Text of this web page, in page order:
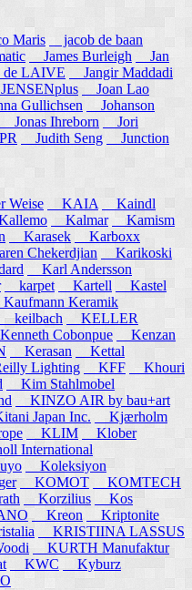
Maris
jacob de baan
James Burleigh
Jan
LAIVE
Jangir Maddadi
Joan Lao
Gullichsen
Johanson
Jonas Ihreborn
Jori
Judith Seng
Junction
Weise KAIA
Kaindl
Kalmar
Kamism
Karasek
Karboxx
Chekerdjian
Karikoski
Karl Andersson
karpet Kartell
Kastel
Keramik
keilbach
KELLER
Cobonpue
Kenzan
Kerasan
Kettal
Lighting KFF
Khouri
Kim Stahlmobel
KINZO AIR by bau+art
Japan Inc.
Kjærholm
KLIM
Klober
International
Koleksiyon
KOMOT
KOMTECH
Korzilius
Kos
Kreon
Kriptonite
KRISTIINA LASSUS
KURTH Manufaktur
KWC
Kyburz